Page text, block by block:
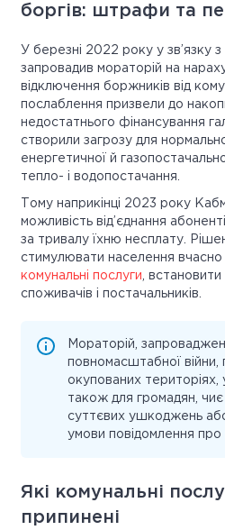
боргів: штрафи та
У березні 2022 року у зв’язку
запровадив мораторій на
відключення боржників від
послаблення призвели до
недостатнього фінансування
створили загрозу для
енергетичної й
тепло- і водопостачання.
Тому наприкінці 2023 року
можливість від’єднання
за тривалу їхню несплату.
стимулювати населення вчасно
комунальні послуги ,
споживачів і постачальників.
Мораторій,
повномасштабної війни,
окупованих територіях,
також для громадян,
суттєвих ушкоджень
умови повідомлення про
Які комунальні
припинені